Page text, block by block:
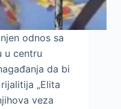
odnos sa
u centru
da bi
„Elita
veza